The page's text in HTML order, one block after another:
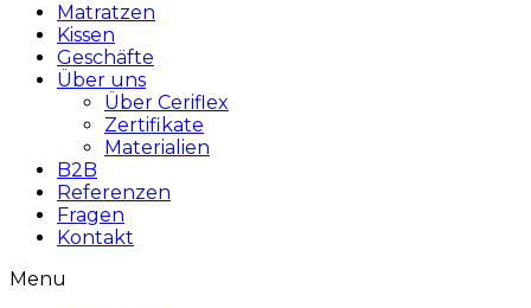
Matratzen
Kissen
Geschäfte
Über uns
Über Ceriflex
Zertifikate
Materialien
B2B
Referenzen
Fragen
Kontakt
Menu